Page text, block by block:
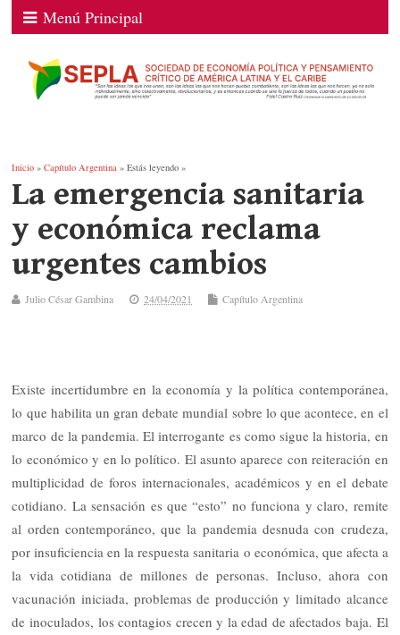
Menú Principal
Inicio »Capítulo Argentina » Estás leyendo »
La emergencia sanitaria
y económica reclama
urgentes cambios
Julio César Gambina 24/04/2021 Capítulo Argentina
Existe incertidumbre en la economía y la política contemporánea,
lo que habilita un gran debate mundial sobre lo que acontece, en el
marco de la pandemia. El interrogante es como sigue la historia, en
lo económico y en lo político. El asunto aparece con reiteración en
multiplicidad de foros internacionales, académicos y en el debate
cotidiano. La sensación es que “esto” no funciona y claro, remite
al orden contemporáneo, que la pandemia desnuda con crudeza,
por insuficiencia en la respuesta sanitaria o económica, que afecta a
la vida cotidiana de millones de personas. Incluso, ahora con
vacunación iniciada, problemas de producción y limitado alcance
de inoculados, los contagios crecen y la edad de afectados baja. El